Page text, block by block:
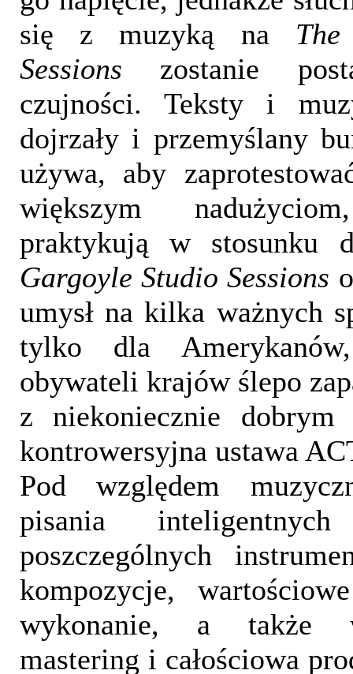
się z muzyką na
Sessions zostanie
czujności. Teksty i
dojrzały i przemyślany
używa, aby
większym
praktykują w stosunku
Gargoyle Studio Sessions
umysł na kilka ważnych
tylko dla
obywateli krajów ślepo
z niekoniecznie dobrym
kontrowersyjna ustawa
Pod względem
pisania
poszczególnych
kompozycje,
wykonanie, a także
mastering i całościowa